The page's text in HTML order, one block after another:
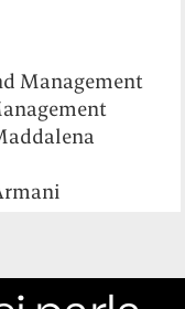
Management